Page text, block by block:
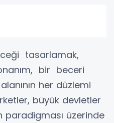
tasarlamak,
bir beceri
her düzlemi
büyük devletler
paradigması üzerinde